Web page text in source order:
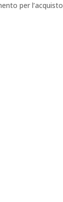
per l’acquisto